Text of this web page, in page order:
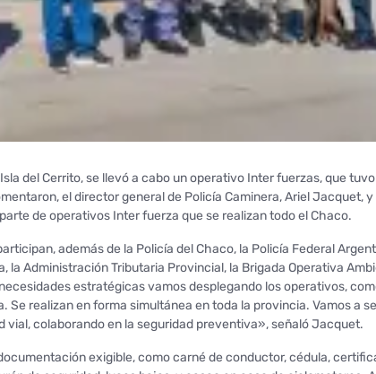
del Cerrito, se llevó a cabo un operativo Inter fuerzas, que
el director general de Policía Caminera, Ariel Jacquet,
de operativos Inter fuerza que se realizan todo el Chaco.
además de la Policía del Chaco, la Policía Federal
la Administración Tributaria Provincial, la Brigada Operativa
estratégicas vamos desplegando los operativos,
Se realizan en forma simultánea en toda la provincia. Vamos a
vial, colaborando en la seguridad preventiva», señaló Jacquet.
exigible, como carné de conductor, cédula,